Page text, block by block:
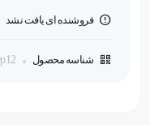
فروشنده ای یافت نشد
شناسه محصول